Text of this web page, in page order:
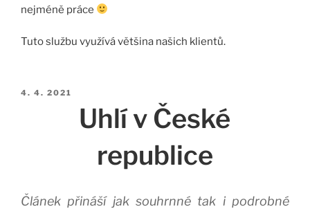
nejméně práce
Tuto službu využívá většina našich klientů.
Publikováno
4. 4. 2021
Uhlí v České
republice
Článek přináší jak souhrnné tak i podrobné